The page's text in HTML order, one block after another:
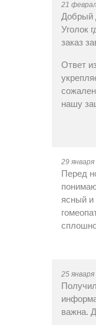
21
Добрый
Уголок
заказ
Ответ
нашу
29 января
Перед
ясный и
25 января
важна.